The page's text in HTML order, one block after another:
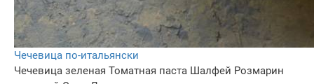
Чечевица по-итальянски
Чечевица зеленая Томатная паста Шалфей Розмарин